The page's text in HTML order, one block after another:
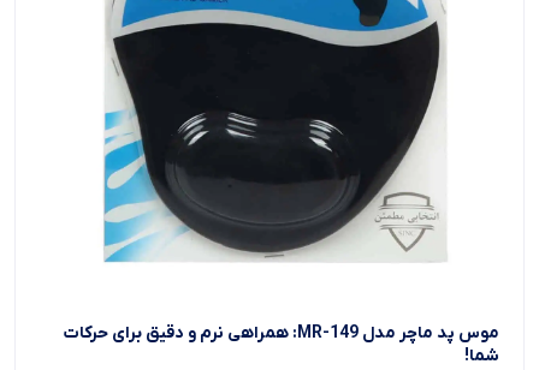
موس پد ماچر مدل MR-149: همراهی نرم و دقیق برای حرکات
شما!